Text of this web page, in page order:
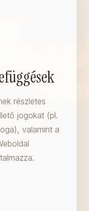
részletes
jogokat (pl.
valamint a